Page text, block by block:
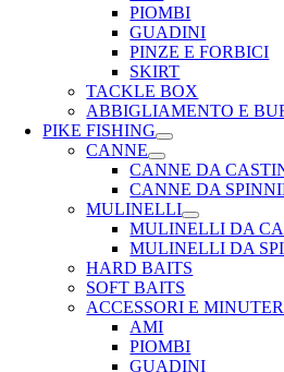
PIOMBI
GUADINI
PINZE E FORBICI
SKIRT
TACKLE BOX
ABBIGLIAMENTO E
PIKE FISHING
CANNE
CANNE DA
CANNE DA
MULINELLI
MULINELLI DA
MULINELLI DA
HARD BAITS
SOFT BAITS
ACCESSORI E
AMI
PIOMBI
GUADINI